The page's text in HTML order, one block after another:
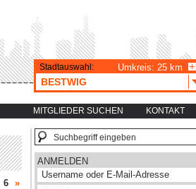
MITGLIEDER SUCHEN KONTAKT
Stadtauswahl: Umkreis: 25 km
BESTWIG
6 »
ANMELDEN